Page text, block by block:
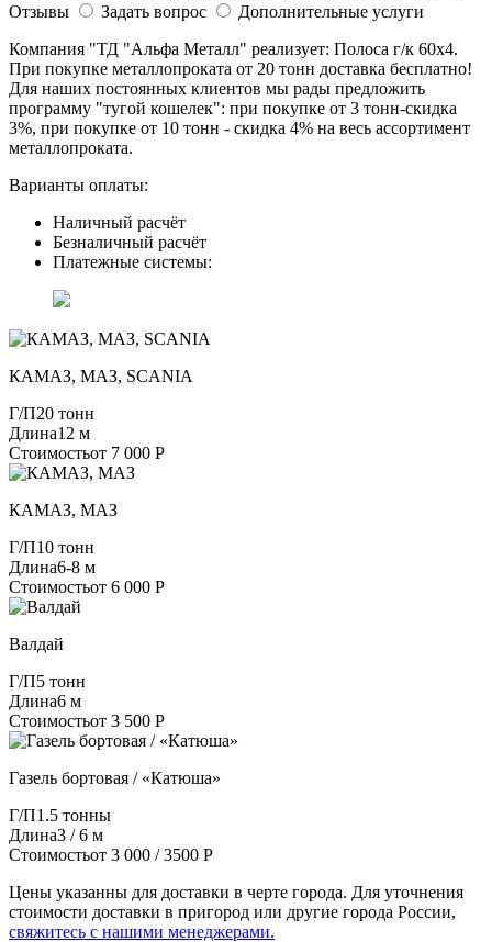
Отзывы
Задать вопрос
Дополнительные услуги
Компания "ТД "Альфа Металл" реализует: Полоса г/к 60х4.
При покупке металлопроката от 20 тонн доставка бесплатно!
Для наших постоянных клиентов мы рады предложить
программу "тугой кошелек": при покупке от 3 тонн-скидка
3%, при покупке от 10 тонн - скидка 4% на весь ассортимент
металлопроката.
Варианты оплаты:
Наличный расчёт
Безналичный расчёт
Платежные системы:
КАМАЗ, МАЗ, SCANIA
Г/П20 тонн
Длина12 м
Стоимостьот 7 000 Р
КАМАЗ, МАЗ
Г/П10 тонн
Длина6-8 м
Стоимостьот 6 000 Р
Валдай
Г/П5 тонн
Длина6 м
Стоимостьот 3 500 Р
Газель бортовая / «Катюша»
Г/П1.5 тонны
Длина3 / 6 м
Стоимостьот 3 000 / 3500 Р
Цены указанны для доставки в черте города. Для уточнения
стоимости доставки в пригород или другие города России,
свяжитесь с нашими менеджерами.